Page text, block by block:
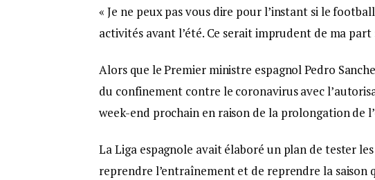
« Je ne peux pas vous dire pour l’instant si le
activités avant l’été. Ce serait imprudent de ma part
Alors que le Premier ministre espagnol Pedro
du confinement contre le coronavirus avec
week-end prochain en raison de la prolongation de
La Liga espagnole avait élaboré un plan de tester
reprendre l’entraînement et de reprendre la saison